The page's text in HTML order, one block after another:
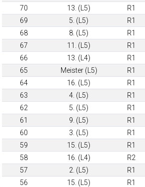
70
13. (L5) R1
69
5. (L5) R1
68
8. (L5) R1
67
11. (L5) R1
66
13. (L4) R1
65
Meister (L5) R1
64
16. (L5) R1
63
4. (L5) R1
62
5. (L5) R1
61
9. (L5) R1
60
3. (L5) R1
59
15. (L5) R1
58
16. (L4) R2
57
2. (L5) R1
56
15. (L5) R1